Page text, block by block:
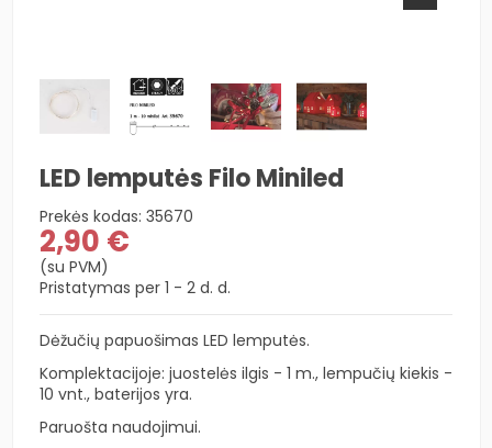
LED lemputės Filo Miniled
Prekės kodas: 35670
2,90 €
(su PVM)
Pristatymas per 1 - 2 d. d.
Dėžučių papuošimas LED lemputės.
Komplektacijoje: juostelės ilgis - 1 m., lempučių kiekis -
10 vnt., baterijos yra.
Paruošta naudojimui.